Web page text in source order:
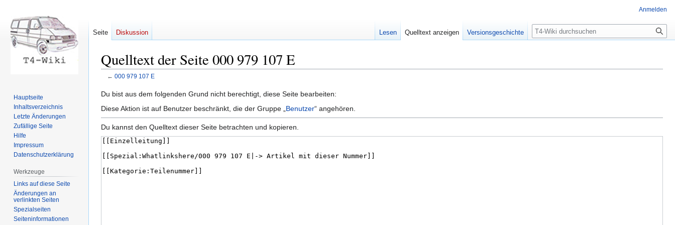
Quelltext der Seite 000 979 107 E
← 000 979 107 E
Zur
Navigation
Zur
Suche
Du bist aus dem folgenden Grund nicht berechtigt, diese Seite bearbeiten:
Diese Aktion ist auf Benutzer beschränkt, die der Gruppe „ Benutzer“ angehören.
Du kannst den Quelltext dieser Seite betrachten und kopieren.
Anmelden
Seite Diskussion Lesen Quelltext anzeigen Versionsgeschichte Suche
Hauptseite
Inhaltsverzeichnis
Letzte Änderungen
Zufällige Seite
Hilfe
Impressum
Datenschutzerklärung
Werkzeuge
Links auf diese Seite
Änderungen an
verlinkten Seiten
Spezialseiten
Seiten­informationen